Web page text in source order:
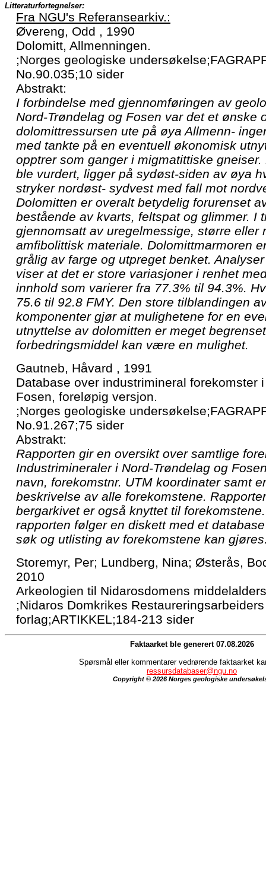
Litteraturfortegnelser:
Fra NGU's Referansearkiv.:
Øvereng, Odd , 1990
Dolomitt, Allmenningen.
;Norges geologiske
No.90.035;10 sider
Abstrakt:
I forbindelse med gjennomføringen av
Nord-Trøndelag og Fosen var det et ønske
dolomittressursen ute på øya Allmenn-
med tankte på en eventuell økonomisk
opptrer som ganger i migmatittiske
ble vurdert, ligger på sydøst-siden av øya
stryker nordøst- sydvest med fall mot
Dolomitten er overalt betydelig forurenset
bestående av kvarts, feltspat og glimmer. I
gjennomsatt av uregelmessige, større eller
amfibolittisk materiale. Dolomittmarmoren
grålig av farge og utpreget benket.
viser at det er store variasjoner i renhet
innhold som varierer fra 77.3% til 94.3%.
75.6 til 92.8 FMY. Den store tilblandingen
komponenter gjør at mulighetene for en
utnyttelse av dolomitten er meget
forbedringsmiddel kan være en mulighet.
Gautneb, Håvard , 1991
Database over industrimineral forekomster
Fosen, foreløpig versjon.
;Norges geologiske
No.91.267;75 sider
Abstrakt:
Rapporten gir en oversikt over samtlige
Industrimineraler i Nord-Trøndelag og
navn, forekomstnr. UTM koordinater samt
beskrivelse av alle forekomstene.
bergarkivet er også knyttet til
rapporten følger en diskett med et
søk og utlisting av forekomstene kan
Storemyr, Per; Lundberg, Nina; Østerås,
2010
Arkeologien til Nidarosdomens
;Nidaros Domkrikes Restaureringsarbeiders
forlag;ARTIKKEL;184-213 sider
Faktaarket ble generert 07.08.2026
Spørsmål eller kommentarer vedrørende faktaarket
ressursdatabaser@ngu.no
Copyright © 2026 Norges geologiske